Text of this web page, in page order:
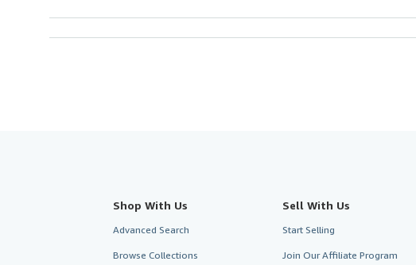
Shop With Us
Advanced Search
Browse Collections
Sell With Us
Start Selling
Join Our Affiliate Program